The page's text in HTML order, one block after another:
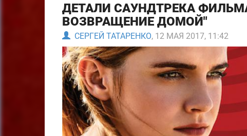
ДЕТАЛИ САУНДТРЕКА
ВОЗВРАЩЕНИЕ ДОМОЙ"
СЕРГЕЙ ТАТАРЕНКО, 12 МАЯ 2017, 11:42